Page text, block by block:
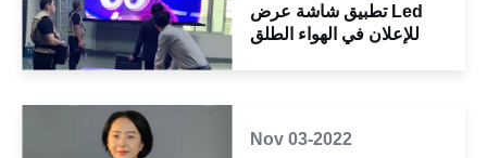
تطبيق شاشة عرض Led
للإعلان في الهواء الطلق
Nov 03-2022